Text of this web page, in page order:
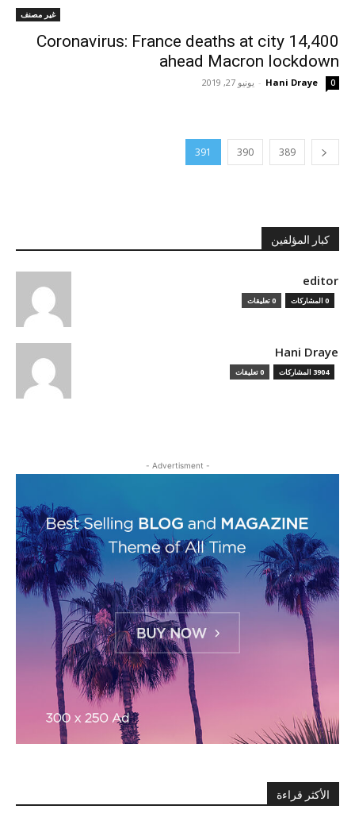
غير مصنف
Coronavirus: France deaths at city 14,400
ahead Macron lockdown
Hani Draye
- يونيو 27, 2019 0
389
390
391
كبار المؤلفين
editor
0 المشاركات 0 تعليقات
Hani Draye
3904 المشاركات 0 تعليقات
- Advertisment -
الأكثر قراءة